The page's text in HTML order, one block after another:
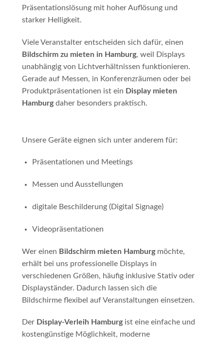
Präsentationslösung mit hoher Auflösung und
starker Helligkeit.
Viele Veranstalter entscheiden sich dafür, einen
Bildschirm zu mieten in Hamburg, weil Displays
unabhängig von Lichtverhältnissen funktionieren.
Gerade auf Messen, in Konferenzräumen oder bei
Produktpräsentationen ist ein Display mieten
Hamburgdaher besonders praktisch.
Unsere Geräte eignen sich unter anderem für:
Präsentationen und Meetings
Messen und Ausstellungen
digitale Beschilderung (Digital Signage)
Videopräsentationen
Wer einen Bildschirm mieten Hamburgmöchte,
erhält bei uns professionelle Displays in
verschiedenen Größen, häufig inklusive Stativ oder
Displayständer. Dadurch lassen sich die
Bildschirme flexibel auf Veranstaltungen einsetzen.
Der Display-Verleih Hamburgist eine einfache und
kostengünstige Möglichkeit, moderne